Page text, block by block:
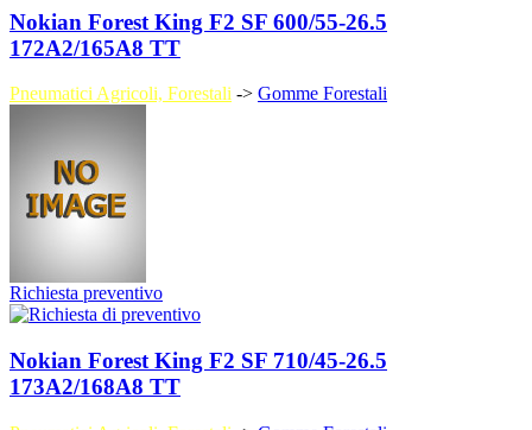
Nokian Forest King F2 SF 600/55-26.5
172A2/165A8 TT
Pneumatici Agricoli, Forestali -> Gomme Forestali
Richiesta preventivo
Nokian Forest King F2 SF 710/45-26.5
173A2/168A8 TT